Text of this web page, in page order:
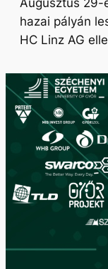
Augusztus 29-
hazai pályán
HC Linz AG